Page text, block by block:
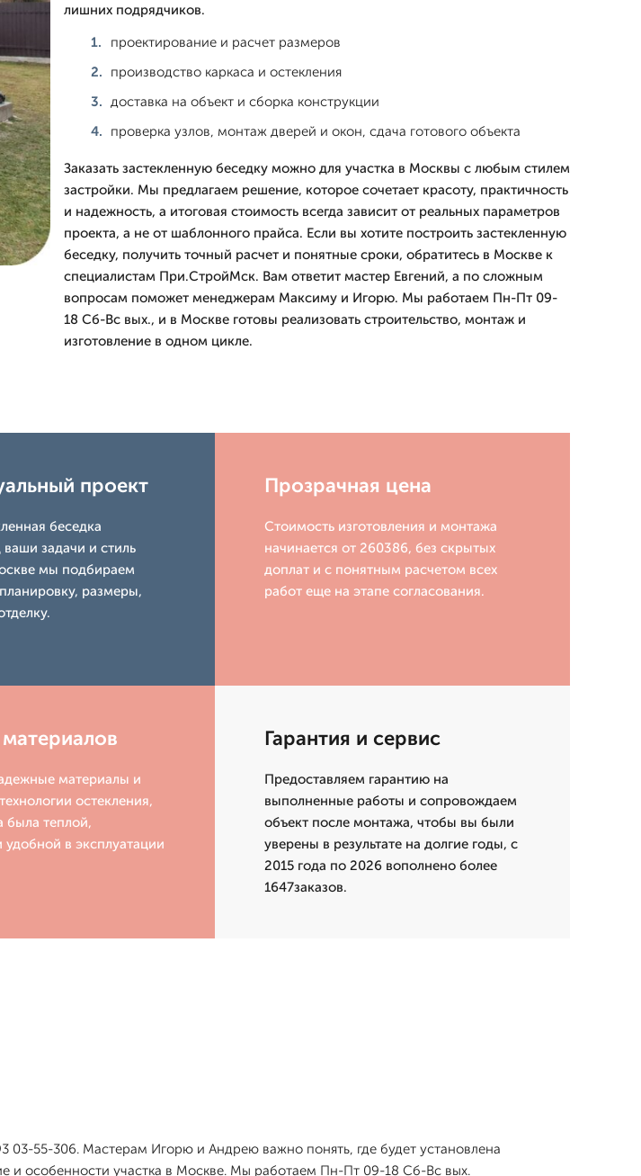
лишних подрядчиков.
проектирование и расчет размеров
производство каркаса и остекления
доставка на объект и сборка конструкции
проверка узлов, монтаж дверей и окон, сдача готового объекта
Заказать застекленную беседку можно для участка в Москвы с любым стилем
застройки. Мы предлагаем решение, которое сочетает красоту, практичность
и надежность, а итоговая стоимость всегда зависит от реальных параметров
проекта, а не от шаблонного прайса. Если вы хотите построить застекленную
беседку, получить точный расчет и понятные сроки, обратитесь в Москве к
специалистам При.СтройМск. Вам ответит мастер Евгений, а по сложным
вопросам поможет менеджерам Максиму и Игорю. Мы работаем Пн-Пт 09-
18 Сб-Вс вых., и в Москве готовы реализовать строительство, монтаж и
изготовление в одном цикле.
проект
беседка
ваши задачи и стиль
мы подбираем
размеры,
Прозрачная цена
Стоимость изготовления и монтажа
начинается от 260386, без скрытых
доплат и с понятным расчетом всех
работ еще на этапе согласования.
материалы и
остекления,
была теплой,
удобной в эксплуатации
Гарантия и сервис
Предоставляем гарантию на
выполненные работы и сопровождаем
объект после монтажа, чтобы вы были
уверены в результате на долгие годы, с
2015 года по 2026 вополнено более
1647заказов.
03-55-306. Мастерам Игорю и Андрею важно понять, где будет установлена
и особенности участка в Москве. Мы работаем Пн-Пт 09-18 Сб-Вс вых.